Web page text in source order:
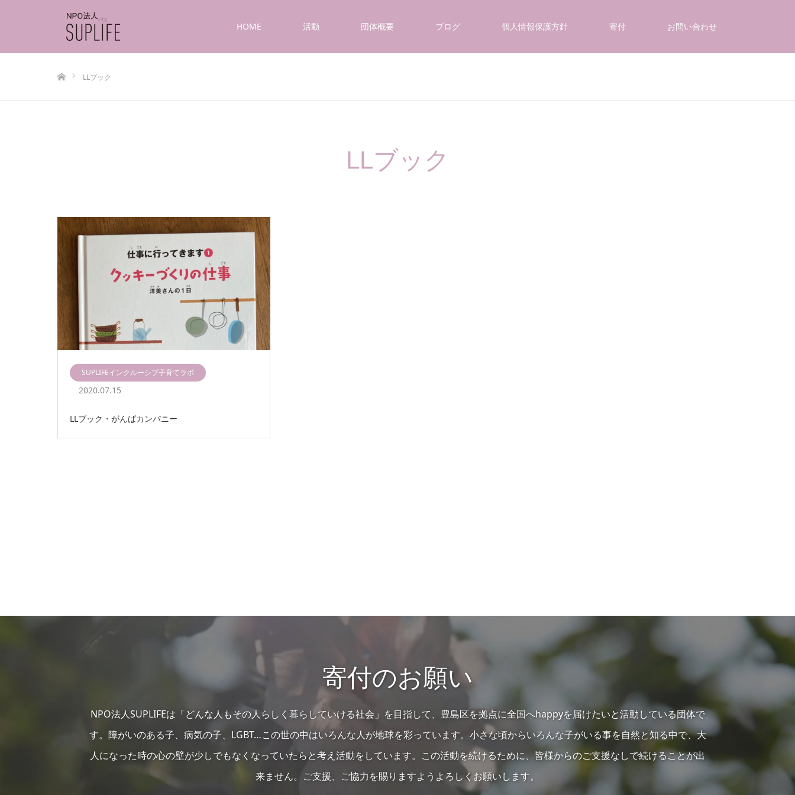
HOME 活動 団体概要 ブログ 個人情報保護方針 寄付 お問い合わせ
LLブック
LLブック
SUPLIFEインクルーシブ子育てラボ
2020.07.15
LLブック・がんばカンパニー
寄付のお願い
NPO法人SUPLIFEは「どんな人もその人らしく暮らしていける社会」を目指して、豊島区を拠点に全国へhappyを届けたいと活動している団体で
す。障がいのある子、病気の子、LGBT…この世の中はいろんな人が地球を彩っています。小さな頃からいろんな子がいる事を自然と知る中で、大
人になった時の心の壁が少しでもなくなっていたらと考え活動をしています。この活動を続けるために、皆様からのご支援なしで続けることが出
来ません。ご支援、ご協力を賜りますようよろしくお願いします。